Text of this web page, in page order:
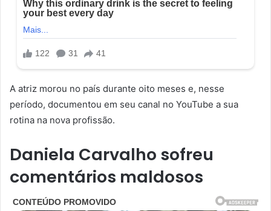
A atriz morou no país durante oito meses e, nesse
período, documentou em seu canal no YouTube a sua
rotina na nova profissão.
Daniela Carvalho sofreu
comentários maldosos